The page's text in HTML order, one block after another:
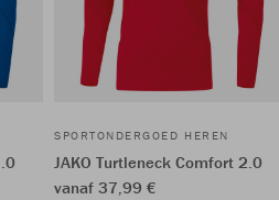
SPORTONDERGOED HEREN
JAKO Turtleneck Comfort 2.0
vanaf 37,99 €